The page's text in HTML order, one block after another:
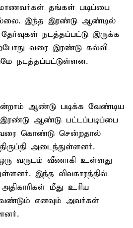
மாணவர்கள் தங்கள் படிப்பை
இந்த இரண்டு ஆண்டில்
நடத்தப்பட்டு இருக்க
வரை இரண்டு கல்வி
நடத்தப்பட்டுள்ளன.
ஆண்டு படிக்க வேண்டிய
இரண்டு ஆண்டு பட்டப்படிப்பை
கொண்டு சென்றதால்
அடைந்துள்ளனர்.
வருடம் வீணாகி உள்ளது
இந்த விவகாரத்தில்
மீது உரிய
எனவும் அவர்கள்